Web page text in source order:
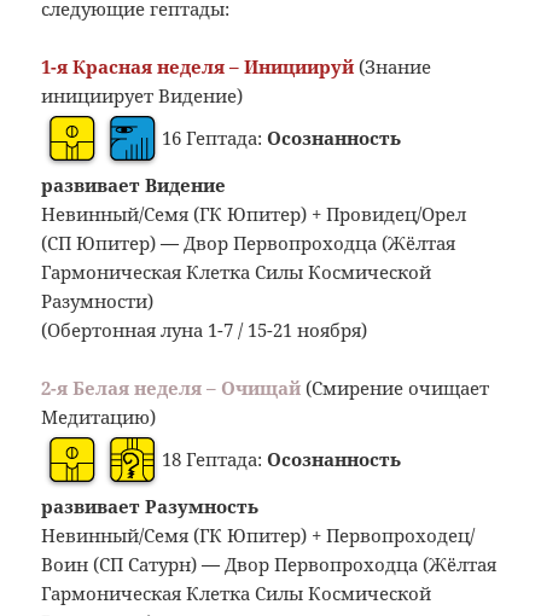
следующие гептады:
1-я Красная неделя – Инициируй (Знание
инициирует Видение)
16 Гептада: Осознанность
развивает Видение
Невинный/Семя (ГК Юпитер) + Провидец/Орел
(СП Юпитер)— Двор Первопроходца (Жёлтая
Гармоническая Клетка Силы Космической
Разумности)
(Обертонная луна 1-7 / 15-21 ноября)
2-я Белая неделя – Очищай (Смирение очищает
Медитацию)
18 Гептада: Осознанность
развивает Разумность
Невинный/Семя (ГК Юпитер) + Первопроходец/
Воин (СП Сатурн)— Двор Первопроходца (Жёлтая
Гармоническая Клетка Силы Космической